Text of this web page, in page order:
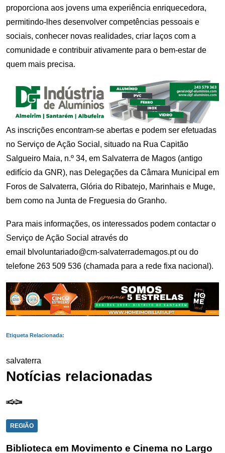
proporciona aos jovens uma experiência enriquecedora,
permitindo-lhes desenvolver competências pessoais e
sociais, conhecer novas realidades, criar laços com a
comunidade e contribuir ativamente para o bem-estar de
quem mais precisa.
As inscrições encontram-se abertas e podem ser efetuadas
no Serviço de Ação Social, situado na Rua Capitão
Salgueiro Maia, n.º 34, em Salvaterra de Magos (antigo
edifício da GNR), nas Delegações da Câmara Municipal em
Foros de Salvaterra, Glória do Ribatejo, Marinhais e Muge,
bem como na Junta de Freguesia do Granho.
Para mais informações, os interessados podem contactar o
Serviço de Ação Social através do
email
blvoluntariado@cm-salvaterrademagos.ptou do
telefone 263 509 536 (chamada para a rede fixa nacional).
Etiqueta Relacionada:
salvaterra
Notícias relacionadas
REGIÃO
Biblioteca em Movimento e Cinema no Largo